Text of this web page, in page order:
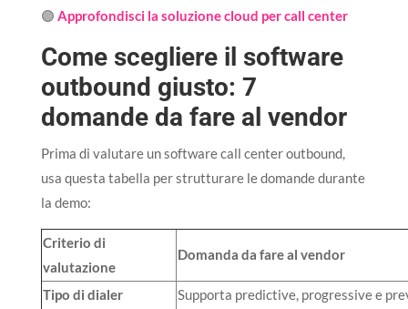
🟣 Approfondisci la soluzione cloud per call center
Come scegliere il software
outbound giusto: 7
domande da fare al vendor
Prima di valutare un software call center outbound,
usa questa tabella per strutturare le domande durante
la demo:
Criterio di
valutazione
Domanda da fare al vendor
Tipo di dialer
Supporta predictive, progressive e